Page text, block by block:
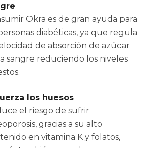
Okra es de gran ayuda para
diabéticas, ya que regula
de absorción de azúcar
sangre reduciendo los niveles
los huesos
el riesgo de sufrir
gracias a su alto
en vitamina K y folatos,